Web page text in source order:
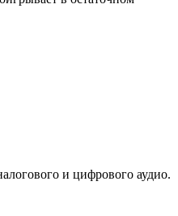
и цифрового аудио.